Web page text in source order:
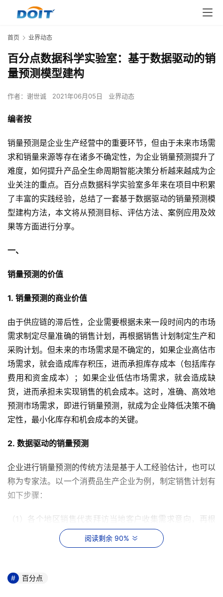
首页 业界动态
百分点数据科学实验室：基于数据驱动的销
量预测模型建构
作者： 谢世诚 2021年06月05日 业界动态
编者按
销量预测是企业生产经营中的重要环节，但由于未来市场需
求和销量来源等存在诸多不确定性，为企业销量预测提升了
难度，如何提升产品全生命周期智能决策分析越来越成为企
业关注的重点。百分点数据科学实验室多年来在项目中积累
了丰富的实践经验，总结了一套基于数据驱动的销量预测模
型建构方法，本文将从预测目标、评估方法、案例应用及效
果等方面进行分享。
一、
销量预测的价值
1. 销量预测的商业价值
由于供应链的滞后性，企业需要根据未来一段时间内的市场
需求制定尽量准确的销售计划，再根据销售计划制定生产和
采购计划。但未来的市场需求是不确定的，如果企业高估市
场需求，就会造成库存积压，进而承担库存成本（包括库存
费用和资金成本）；如果企业低估市场需求，就会造成缺
货，进而承担未实现销售的机会成本。这时，准确、高效地
预测市场需求，即进行销量预测，就成为企业降低决策不确
定性，最小化库存和机会成本的关键。
2. 数据驱动的销量预测
企业进行销量预测的传统方法是基于人工经验估计，也可以
称为专家法。以一个消费品生产企业为例，制定销售计划有
如下步骤：
（1）各个地区销售代表拜访当地客户收集需求意向，再根
据经验判断，制定地区销售计划。
划。
阅读剩余 90%
百分点